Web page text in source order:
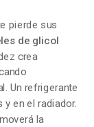
pierde sus
de glicol
crea
Un refrigerante
en el radiador.
la